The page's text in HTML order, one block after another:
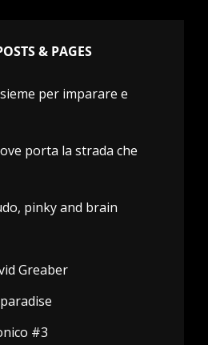
& PAGES
per imparare e
porta la strada che
pinky and brain
Greaber
#3